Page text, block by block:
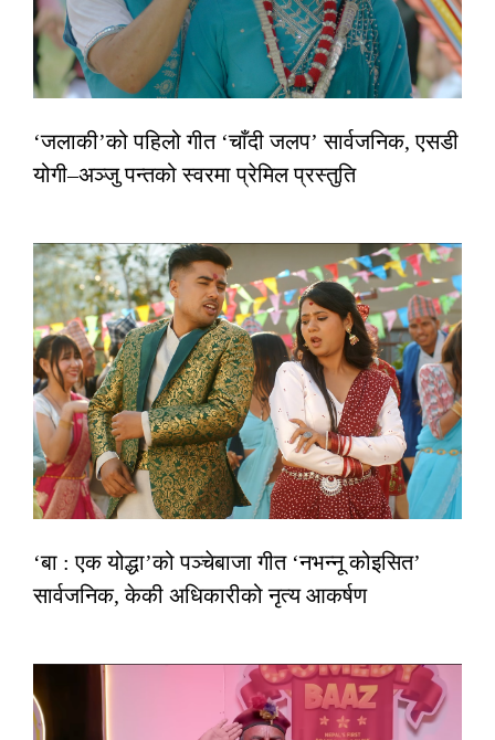
‘जलाकी’को पहिलो गीत ‘चाँदी जलप’ सार्वजनिक, एसडी
योगी–अञ्जु पन्तको स्वरमा प्रेमिल प्रस्तुति
‘बा : एक योद्धा’को पञ्चेबाजा गीत ‘नभन्नू कोइसित’
सार्वजनिक, केकी अधिकारीको नृत्य आकर्षण